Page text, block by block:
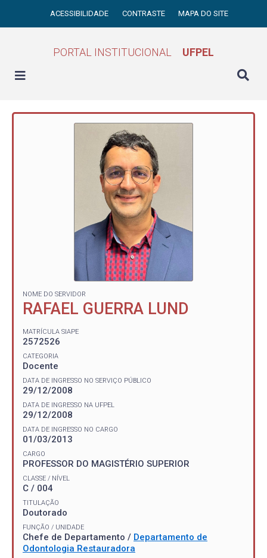
ACESSIBILIDADE CONTRASTE MAPA DO SITE
PORTAL INSTITUCIONAL UFPEL
NOME DO SERVIDOR
RAFAEL GUERRA LUND
MATRÍCULA SIAPE
2572526
CATEGORIA
Docente
DATA DE INGRESSO NO SERVIÇO PÚBLICO
29/12/2008
DATA DE INGRESSO NA UFPEL
29/12/2008
DATA DE INGRESSO NO CARGO
01/03/2013
CARGO
PROFESSOR DO MAGISTÉRIO SUPERIOR
CLASSE / NÍVEL
C / 004
TITULAÇÃO
Doutorado
FUNÇÃO / UNIDADE
Chefe de Departamento / Departamento de
Odontologia Restauradora